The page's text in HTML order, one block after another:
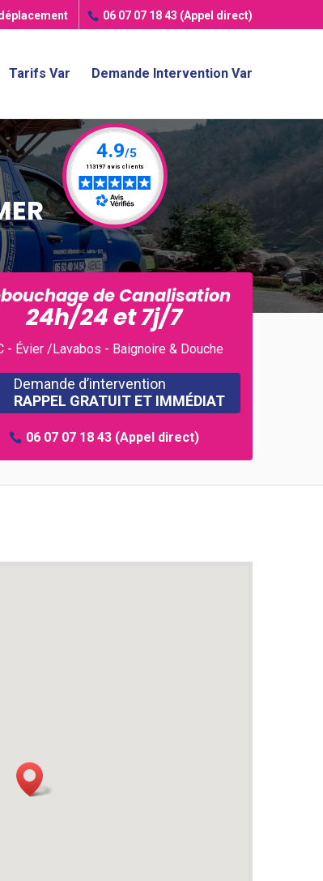
06 07 07 18 43 (Appel direct)
Tarifs Var Demande Intervention Var
de Canalisation
24h/24 et 7j/7
- Évier /Lavabos - Baignoire & Douche
Demande d’intervention
RAPPEL GRATUIT ET IMMÉDIAT
06 07 07 18 43 (Appel direct)